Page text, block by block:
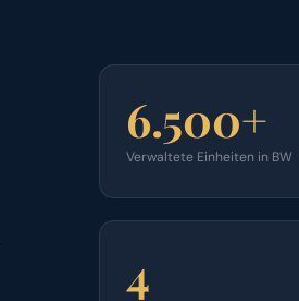
6.500+
Verwaltete Einheiten in BW
4